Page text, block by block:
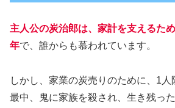
主人公の炭治郎は、家計を支えるた
年で、誰からも慕われています。
しかし、家業の炭売りのために、1人
最中、鬼に家族を殺され、生き残っ